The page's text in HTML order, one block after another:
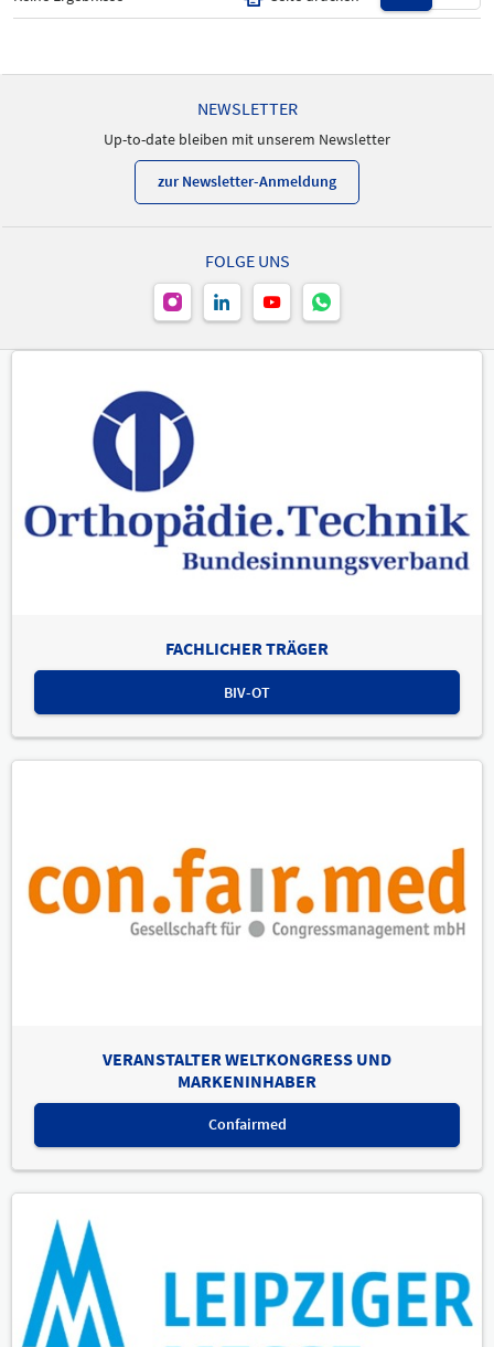
Produktneuheit
NEWSLETTER
Up-to-date bleiben mit unserem Newsletter
zur Newsletter-Anmeldung
FOLGE UNS
FACHLICHER TRÄGER
BIV-OT
VERANSTALTER WELTKONGRESS UND
MARKENINHABER
Confairmed